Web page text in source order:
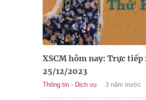
XSCM hôm nay: Trực tiếp
25/12/2023
Thông tin - Dịch vụ 3 năm trước